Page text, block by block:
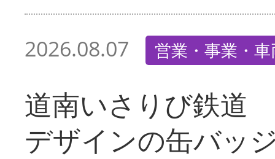
2026.08.07 営業・事業・
道南いさりび鉄道
デザインの缶バッ